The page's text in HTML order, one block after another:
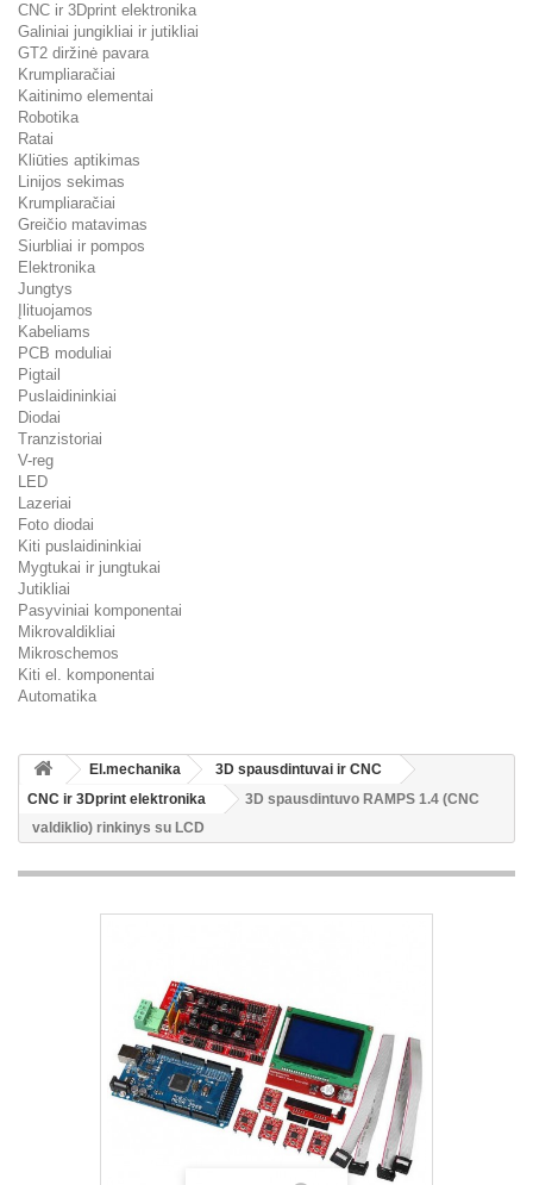
CNC ir 3Dprint elektronika
Galiniai jungikliai ir jutikliai
GT2 diržinė pavara
Krumpliaračiai
Kaitinimo elementai
Robotika
Ratai
Kliūties aptikimas
Linijos sekimas
Krumpliaračiai
Greičio matavimas
Siurbliai ir pompos
Elektronika
Jungtys
Įlituojamos
Kabeliams
PCB moduliai
Pigtail
Puslaidininkiai
Diodai
Tranzistoriai
V-reg
LED
Lazeriai
Foto diodai
Kiti puslaidininkiai
Mygtukai ir jungtukai
Jutikliai
Pasyviniai komponentai
Mikrovaldikliai
Mikroschemos
Kiti el. komponentai
Automatika
El.mechanika
3D spausdintuvai ir CNC
CNC ir 3Dprint elektronika
3D spausdintuvo RAMPS 1.4 (CNC
valdiklio) rinkinys su LCD